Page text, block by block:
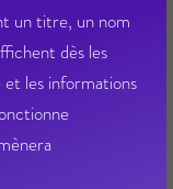
un titre, un nom
dès les
les informations